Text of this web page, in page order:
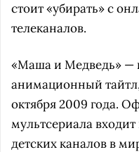
стоит «убирать» с
телеканалов.
«Маша и Медведь» —
анимационный
октября 2009 года.
мультсериала
детских каналов в